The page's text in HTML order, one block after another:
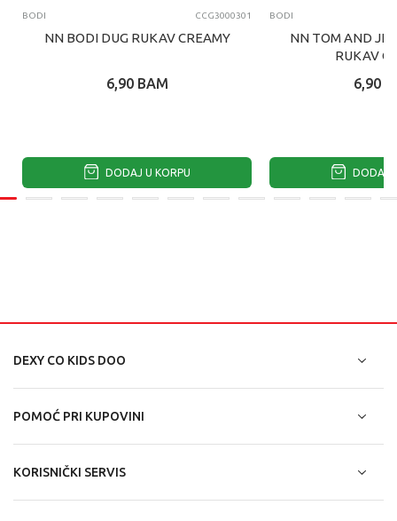
BODI CCG3000301
NN BODI DUG RUKAV CREAMY
6,90 BAM
DODAJ U KORPU
BODI
NN TOM AND
RUKAV
6,90
DODAJ
DEXY CO KIDS DOO
POMOĆ PRI KUPOVINI
KORISNIČKI SERVIS